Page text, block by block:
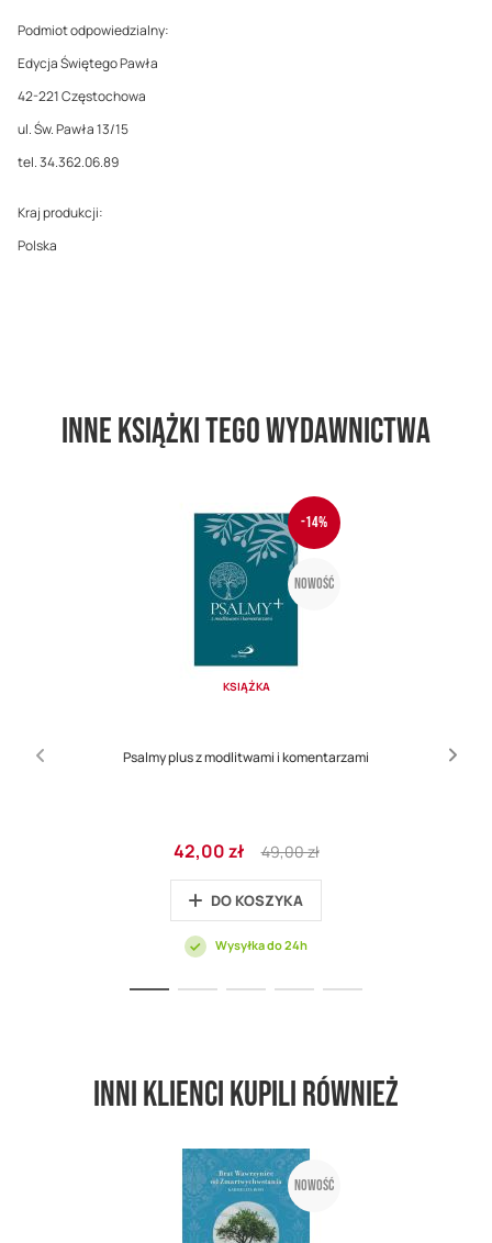
Podmiot odpowiedzialny:
Edycja Świętego Pawła
42-221 Częstochowa
ul. Św. Pawła 13/15
tel. 34.362.06.89
Kraj produkcji:
Polska
Inne książki tego wydawnictwa
-14%
Nowość
KSIĄŻKA
Psalmy plus z modlitwami i komentarzami
Cena
promocyjna
42,00 zł
Regular
Price
49,00 zł
DO KOSZYKA
Wysyłka do 24h
Inni klienci kupili również
Nowość